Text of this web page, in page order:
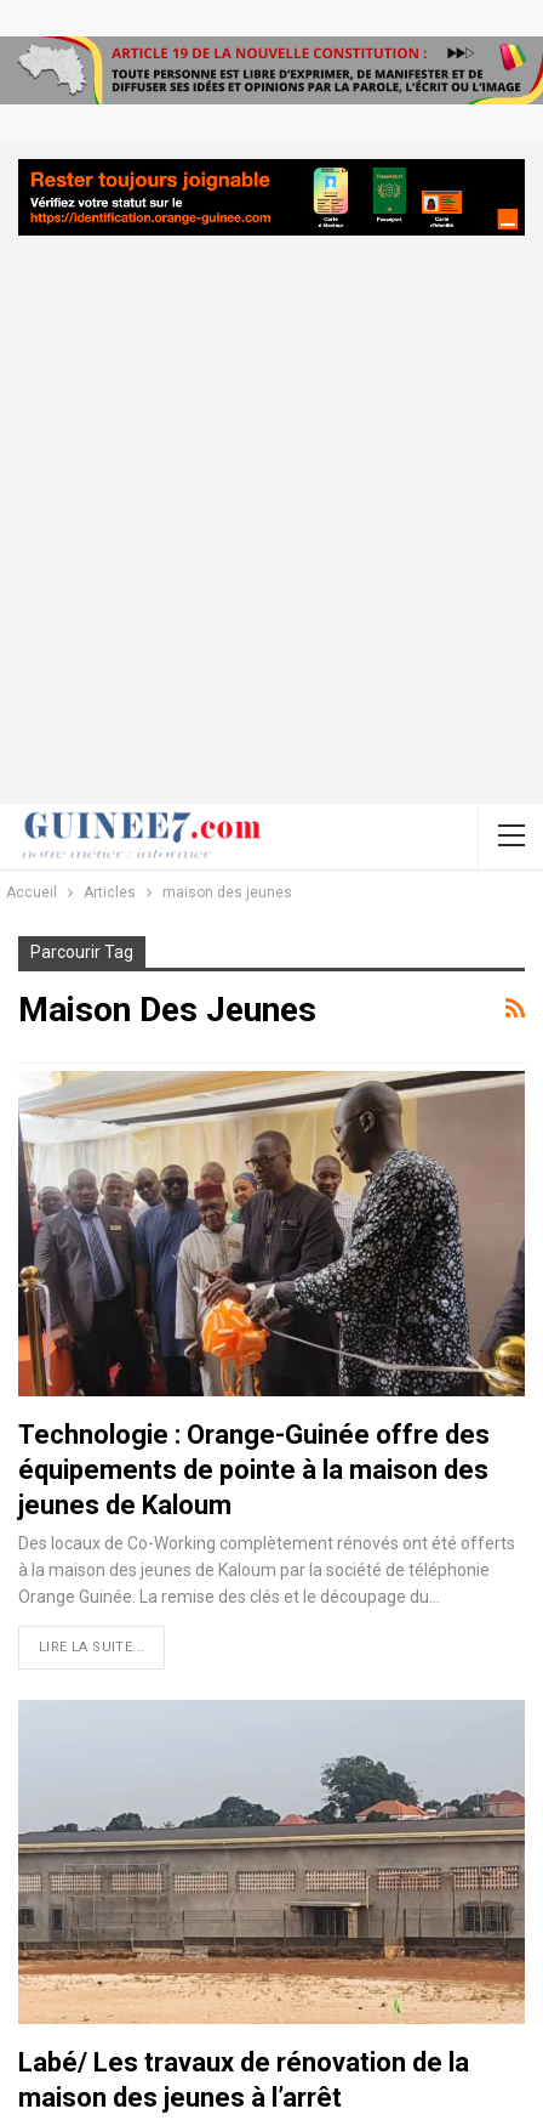
Accueil Articles maison des jeunes
Parcourir Tag
Maison Des Jeunes
Technologie : Orange-Guinée offre des
équipements de pointe à la maison des
jeunes de Kaloum
Des locaux de Co-Working complètement rénovés ont été offerts
à la maison des jeunes de Kaloum par la société de téléphonie
Orange Guinée. La remise des clés et le découpage du…
LIRE LA SUITE...
Labé/ Les travaux de rénovation de la
maison des jeunes à l’arrêt